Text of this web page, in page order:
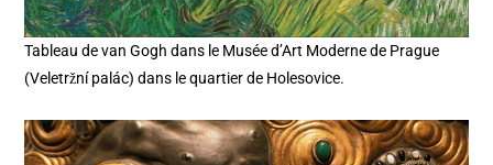
Tableau de van Gogh dans le Musée d’Art Moderne de Prague
(Veletržní palác) dans le quartier de Holesovice.